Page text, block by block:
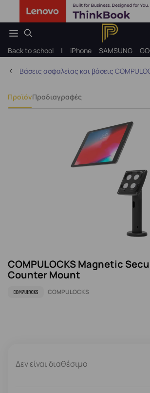
Back to school | iPhone SAMSUNG
Βάσεις ασφαλείας και βάσεις
ΠροϊόνΠροδιαγραφές
COMPULOCKS Magnetic
Counter Mount
COMPULOCKS
Δεν είναι διαθέσιμο